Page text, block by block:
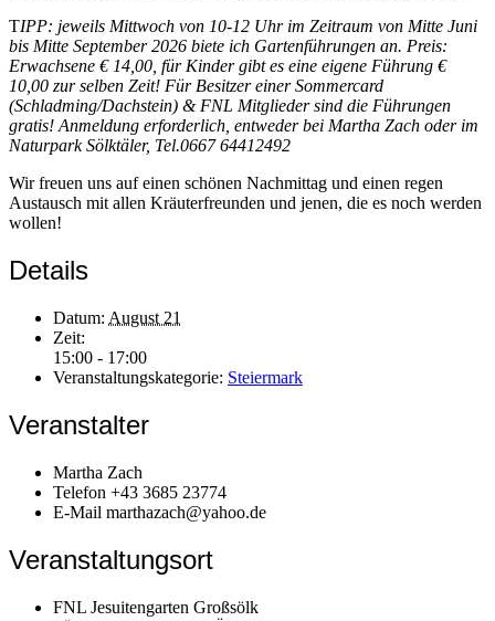
TIPP: jeweils Mittwoch von 10-12 Uhr im Zeitraum von Mitte Juni
bis Mitte September 2026 biete ich Gartenführungen an. Preis:
Erwachsene € 14,00, für Kinder gibt es eine eigene Führung €
10,00 zur selben Zeit! Für Besitzer einer Sommercard
(Schladming/Dachstein) & FNL Mitglieder sind die Führungen
gratis! Anmeldung erforderlich, entweder bei Martha Zach oder im
Naturpark Sölktäler, Tel.0667 64412492
Wir freuen uns auf einen schönen Nachmittag und einen regen
Austausch mit allen Kräuterfreunden und jenen, die es noch werden
wollen!
Details
Datum: August 21
Zeit:
15:00 - 17:00
Veranstaltungskategorie: Steiermark
Veranstalter
Martha Zach
Telefon +43 3685 23774
E-Mail marthazach@yahoo.de
Veranstaltungsort
FNL Jesuitengarten Großsölk